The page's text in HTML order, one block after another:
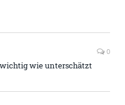
0
wie unterschätzt